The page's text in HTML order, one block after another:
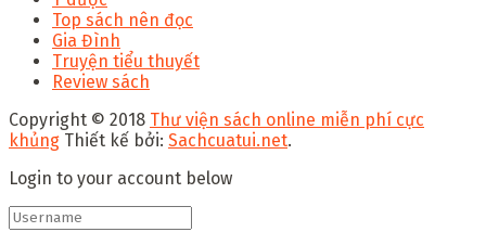
Top sách nên đọc
Gia Đình
Truyện tiểu thuyết
Review sách
Copyright © 2018 Thư viện sách online miễn phí cực
khủng Thiết kế bởi: Sachcuatui.net.
Login to your account below